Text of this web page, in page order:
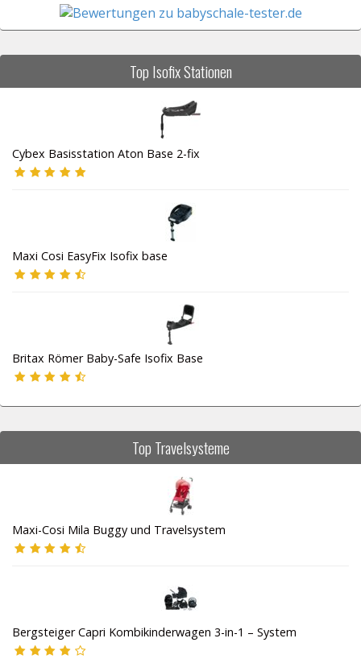
Top Isofix Stationen
Cybex Basisstation Aton Base 2-fix
Maxi Cosi EasyFix Isofix base
Britax Römer Baby-Safe Isofix Base
Top Travelsysteme
Maxi-Cosi Mila Buggy und Travelsystem
Bergsteiger Capri Kombikinderwagen 3-in-1 – System